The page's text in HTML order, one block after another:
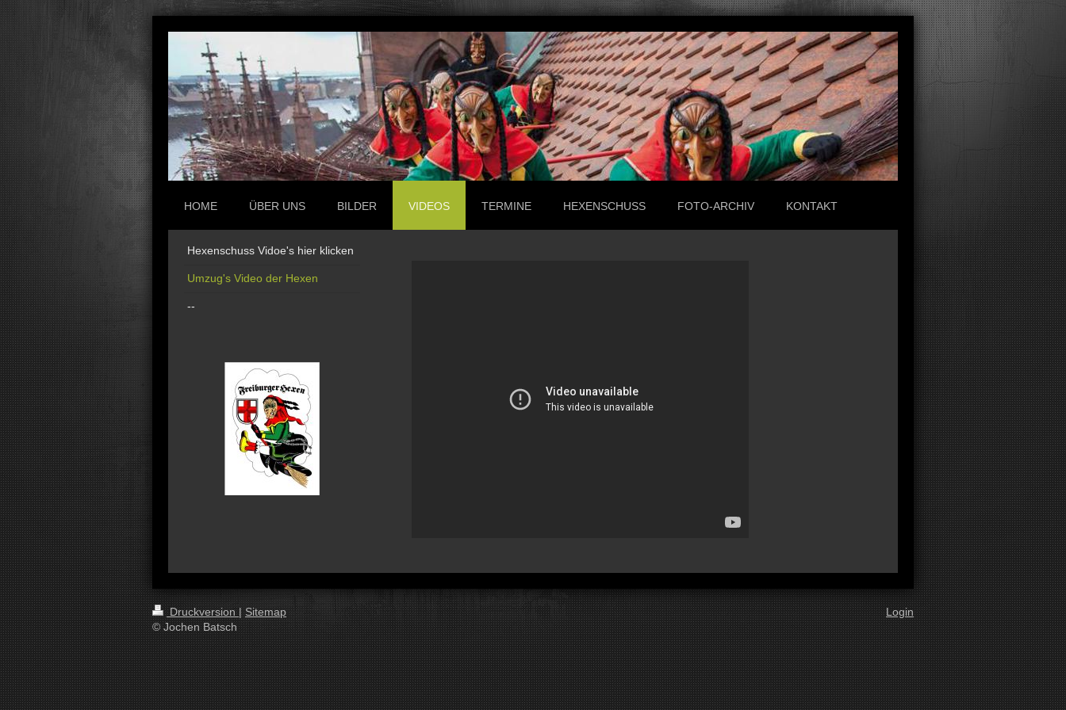
HOME ÜBER UNS BILDER VIDEOS TERMINE HEXENSCHUSS FOTO-ARCHIV KONTAKT
Hexenschuss Vidoe's hier klicken
Umzug's Video der Hexen
--
Druckversion| Sitemap
© Jochen Batsch
Login